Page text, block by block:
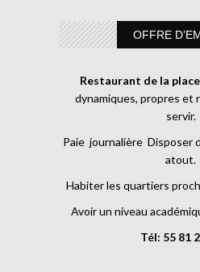
OFFRE
Restaurant de la place
dynamiques, propres et
servir.
Paie journalière Disposer
atout.
Habiter les quartiers
Avoir un niveau
Tél: 55 81